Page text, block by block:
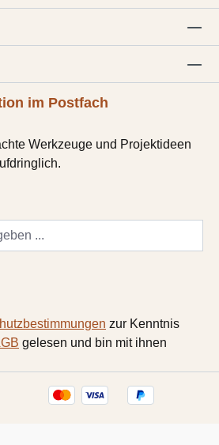
im Postfach
Werkzeuge und Projektideen
zur Kenntnis
gelesen und bin mit ihnen